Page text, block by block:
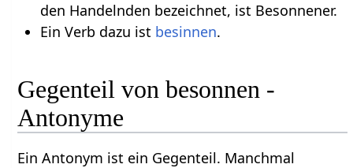
den Handelnden bezeichnet, ist Besonnener.
Ein Verb dazu ist besinnen.
Gegenteil von besonnen -
Antonyme
Ein Antonym ist ein Gegenteil. Manchmal